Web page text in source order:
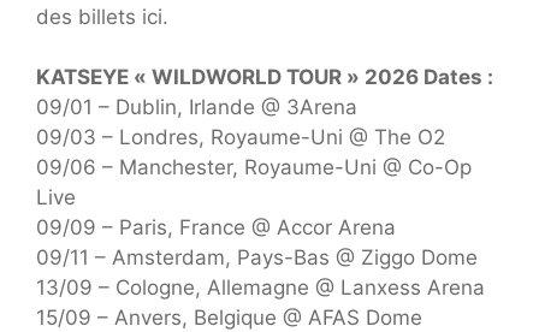
des billets ici.
KATSEYE « WILDWORLD TOUR » 2026 Dates :
09/01 – Dublin, Irlande @ 3Arena
09/03 – Londres, Royaume-Uni @ The O2
09/06 – Manchester, Royaume-Uni @ Co-Op
Live
09/09 – Paris, France @ Accor Arena
09/11 – Amsterdam, Pays-Bas @ Ziggo Dome
13/09 – Cologne, Allemagne @ Lanxess Arena
15/09 – Anvers, Belgique @ AFAS Dome